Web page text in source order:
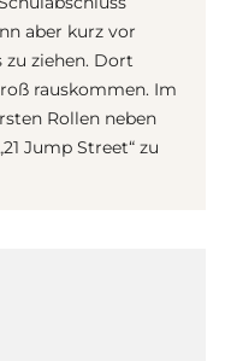
aber kurz vor
zu ziehen. Dort
rauskommen. Im
Rollen neben
Jump Street“ zu